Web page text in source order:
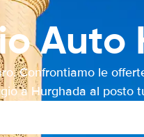
Auto
Confrontiamo le
a Hurghada al posto